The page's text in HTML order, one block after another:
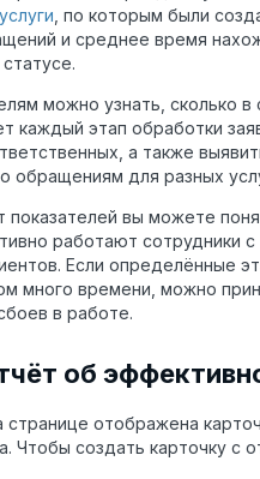
услуги , по которым были
и среднее время
можно узнать, сколько в
каждый этап обработки
а также
обращениям для разных
показателей вы можете
работают сотрудники с
Если определённые
много времени, можно
в работе.
об
отображена
Чтобы создать карточку с